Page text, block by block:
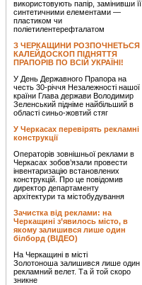
використовують папір, замінивши її
синтетичними елементами —
пластиком чи
поліетилентерефталатом
З ЧЕРКАЩИНИ РОЗПОЧНЕТЬСЯ
КАЛЕЙДОСКОП ПІДНЯТТЯ
ПРАПОРІВ ПО ВСІЙ УКРАЇНІ!
У День Державного Прапора на
честь 30-річчя Незалежності нашої
країни Глава держави Володимир
Зеленський підніме найбільший в
області синьо-жовтий стяг
У Черкасах перевірять рекламні
конструкції
Операторів зовнішньої реклами в
Черкасах зобов’язали провести
інвентаризацію встановлених
конструкцій. Про це повідомив
директор департаменту
архітектури та містобудування
Зачистка від реклами: на
Черкащині з’явилось місто, в
якому залишився лише один
білборд (ВІДЕО)
На Черкащині в місті
Золотоноша залишився лише один
рекламний велет. Та й той скоро
зникне